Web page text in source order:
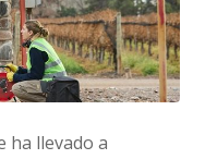
ha llevado a